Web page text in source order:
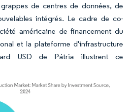
de centres de données, de
intégrés. Le cadre de co-
américaine de financement du
et la plateforme d'infrastructure
USD de Pátria illustrent ce